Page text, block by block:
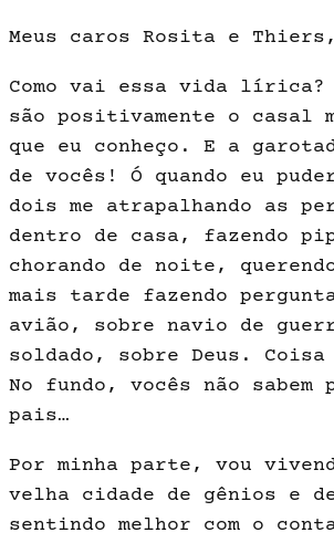
Meus caros Rosita e Thiers,
Como vai essa vida lírica?
são positivamente o
que eu conheço. E a
de vocês! Ó quando eu
dois me atrapalhando as
dentro de casa, fa­zendo
chorando de noite,
mais tar­de fazendo
avião, sobre navio de
solda­do, sobre Deus.
No fundo, vocês não sabem
pais…
Por minha parte, vou
velha cidade de gênios e
sentindo melhor com o